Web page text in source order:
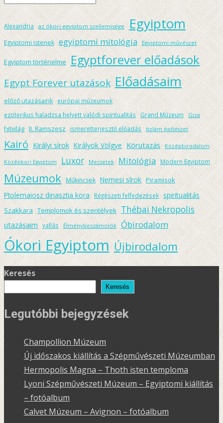
Alexandria az ókori egyiptom szellemisége Egyiptom
Egyiptomi istenek egyiptomi mitológia Egyiptomi művészet
Egyiptom történelme Egyptforever előadások
Egypt Forever utazások Előadásaim
előző utazásaink
európai múzeumok
ezoterikus haladzsa helyett valódi spiritualitás
Grand Múzeum Gíza
hitvilág II. Ramszesz ismeretterjesztő előadás Iszlám építészet
Kairó Királyi sírok Királyok Völgye Körutazás Középbirodalom
Középkori Egyiptom Luxor Mecsetek Mitológia Modern Egyiptom
Múzeumok Műkincsek Nemesi sírok Piramisok
Ptolemaiosz dinasztia kora Régészeti felfedezések spiritualitás
Szakkara Templomok és szentélyek Thébai Nekropolis
utazásaim vallás Élménybeszámolók Óbirodalom
Ókori Egyiptom Újbirodalom
Keresés
Keresés
Legutóbbi bejegyzések
Champollion Múzeum
Új időszakos kiállítás a Szépművészeti Múzeumban
Hermopolis Magna – Thoth isten temploma
Lyoni Szépművészeti Múzeum – Egyiptomi kiállítás
– fotóalbum
Calvet Múzeum – Avignon – fotóalbum